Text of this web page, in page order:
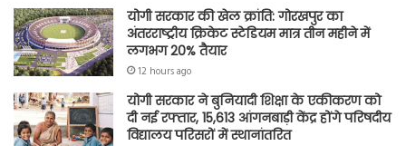
योगी सरकार की खेल क्रांति: गोरखपुर का
अंतरराष्ट्रीय क्रिकेट स्टेडियम मात्र तीन महीने में
लगभग 20% तैयार
12 hours ago
योगी सरकार ने बुनियादी शिक्षा के एकीकरण को
दी नई रफ्तार, 15,613 आंगनबाड़ी केंद्र होंगे परिषदीय
विद्यालय परिसरों में स्थानांतरित